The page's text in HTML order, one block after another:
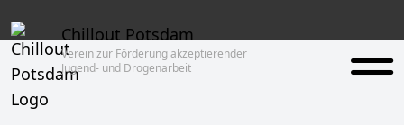
Chillout Potsdam
Verein zur Förderung akzeptierender
Jugend- und Drogenarbeit